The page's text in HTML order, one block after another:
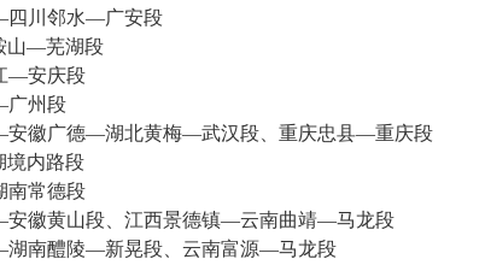
川邻水—广安段
山—芜湖段
—安庆段
州段
徽广德—湖北黄梅—武汉段、重庆忠县—重庆段
内路段
常德段
徽黄山段、江西景德镇—云南曲靖—马龙段
南醴陵—新晃段、云南富源—马龙段